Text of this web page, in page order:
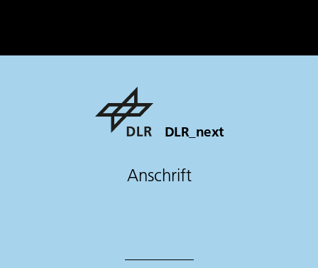
DLR_next
Anschrift